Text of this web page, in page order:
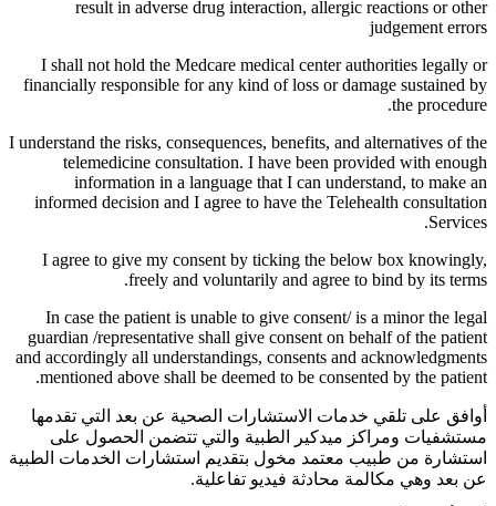
result in adverse drug interaction, allergic reactions or other
judgement errors
I shall not hold the Medcare medical center authorities legally or
financially responsible for any kind of loss or damage sustained by
the procedure.
I understand the risks, consequences, benefits, and alternatives of the
telemedicine consultation. I have been provided with enough
information in a language that I can understand, to make an
informed decision and I agree to have the Telehealth consultation
Services.
I agree to give my consent by ticking the below box knowingly,
freely and voluntarily and agree to bind by its terms.
In case the patient is unable to give consent/ is a minor the legal
guardian /representative shall give consent on behalf of the patient
and accordingly all understandings, consents and acknowledgments
mentioned above shall be deemed to be consented by the patient.
أوافق على تلقي خدمات الاستشارات الصحية عن بعد التي تقدمها
مستشفيات ومراكز ميدكير الطبية والتي تتضمن الحصول على
استشارة من طبيب معتمد مخول بتقديم استشارات الخدمات الطبية
عن بعد وهي مكالمة محادثة فيديو تفاعلية.